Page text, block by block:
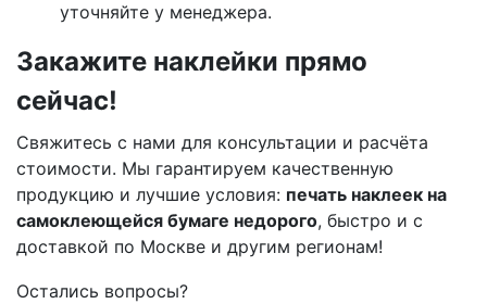
уточняйте у менеджера.
Закажите наклейки прямо
сейчас!
Свяжитесь с нами для консультации и расчёта
стоимости. Мы гарантируем качественную
продукцию и лучшие условия: печать наклеек на
самоклеющейся бумаге недорого, быстро и с
доставкой по Москве и другим регионам!
Остались вопросы?